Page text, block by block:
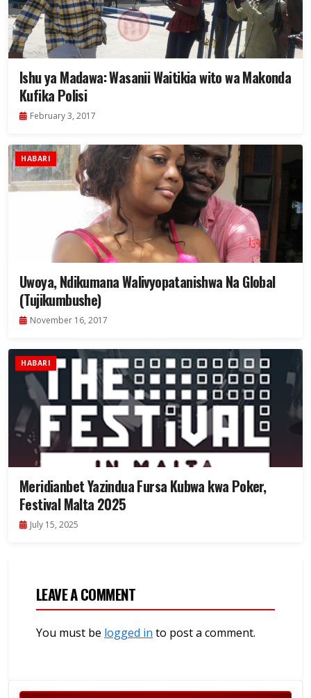
Ishu ya Madawa: Wasanii Waitikia wito wa Makonda
Kufika Polisi
February 3, 2017
HABARI
Uwoya, Ndikumana Walivyopatanishwa Na Global
(Tujikumbushe)
November 16, 2017
HABARI
Meridianbet Yazindua Fursa Kubwa kwa Poker,
Festival Malta 2025
July 15, 2025
LEAVE A COMMENT
You must be logged in to post a comment.